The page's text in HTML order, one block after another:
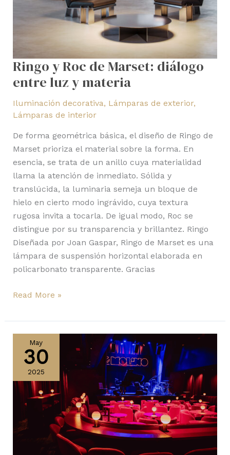
Ringo y Roc de Marset: diálogo
entre luz y materia
Iluminación decorativa, Lámparas de exterior,
Lámparas de interior
De forma geométrica básica, el diseño de Ringo de
Marset prioriza el material sobre la forma. En
esencia, se trata de un anillo cuya materialidad
llama la atención de inmediato. Sólida y
translúcida, la luminaria semeja un bloque de
hielo en cierto modo ingrávido, cuya textura
rugosa invita a tocarla. De igual modo, Roc se
distingue por su transparencia y brillantez. Ringo
Diseñada por Joan Gaspar, Ringo de Marset es una
lámpara de suspensión horizontal elaborada en
policarbonato transparente. Gracias
Read More »
May
30
2025
Light
Bohemia
de
Marset,
protagonistas
del
nuevo